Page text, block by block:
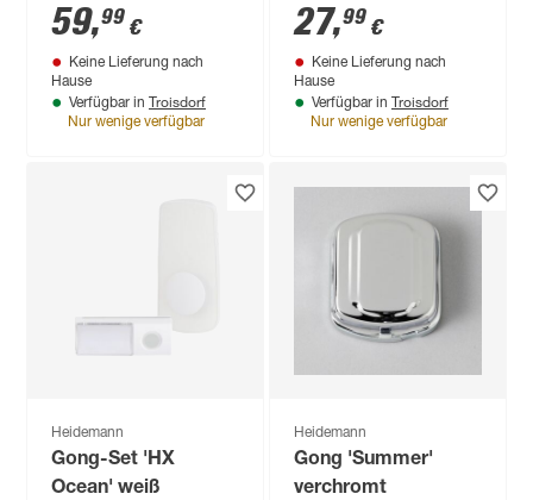
59,99 €
Keine Lieferung nach
Hause
Verfügbar in Troisdorf
Nur wenige verfügbar
27,99 €
Keine Lieferung nach
Hause
Verfügbar in Troisdorf
Nur wenige verfügbar
Heidemann
Gong-Set 'HX
Ocean' weiß
Heidemann
Gong 'Summer'
verchromt